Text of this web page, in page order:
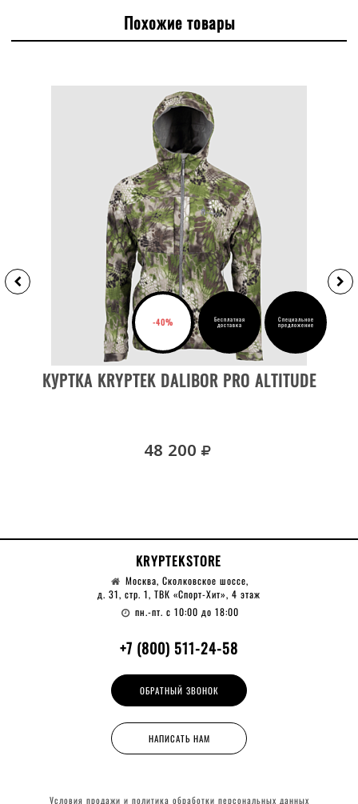
Похожие товары
ВЫБРАТЬ РАЗМЕР
-40% Бесплатная
доставка
Специальное
предложение
КУРТКА KRYPTEK DALIBOR PRO ALTITUDE
48 200
KRYPTEKSTORE
Москва, Сколковское шоссе,
д. 31, стр. 1, ТВК «Спорт-Хит», 4 этаж
пн.-пт. с 10:00 до 18:00
+7 (800) 511-24-58
ОБРАТНЫЙ ЗВОНОК
НАПИСАТЬ НАМ
Условия продажи и политика обработки персональных данных